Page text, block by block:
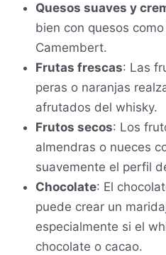
Quesos suaves y
bien con quesos
Camembert.
Frutas frescas: Las
peras o naranjas
afrutados del whisky.
Frutos secos: Los
almendras o nueces
suavemente el perfil
Chocolate: El
puede crear un
especialmente si el
chocolate o cacao.